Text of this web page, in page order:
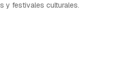
y festivales culturales.